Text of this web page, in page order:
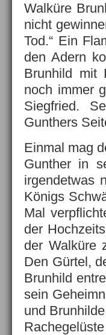
Walküre
nicht
Tod.“ Ein
den Adern
Brunhild mit
noch immer
Siegfried.
Gunthers
Einmal mag
Gunther in
irgendetwas
Königs
Mal
der
der Walküre
Den Gürtel,
Brunhild
sein
und